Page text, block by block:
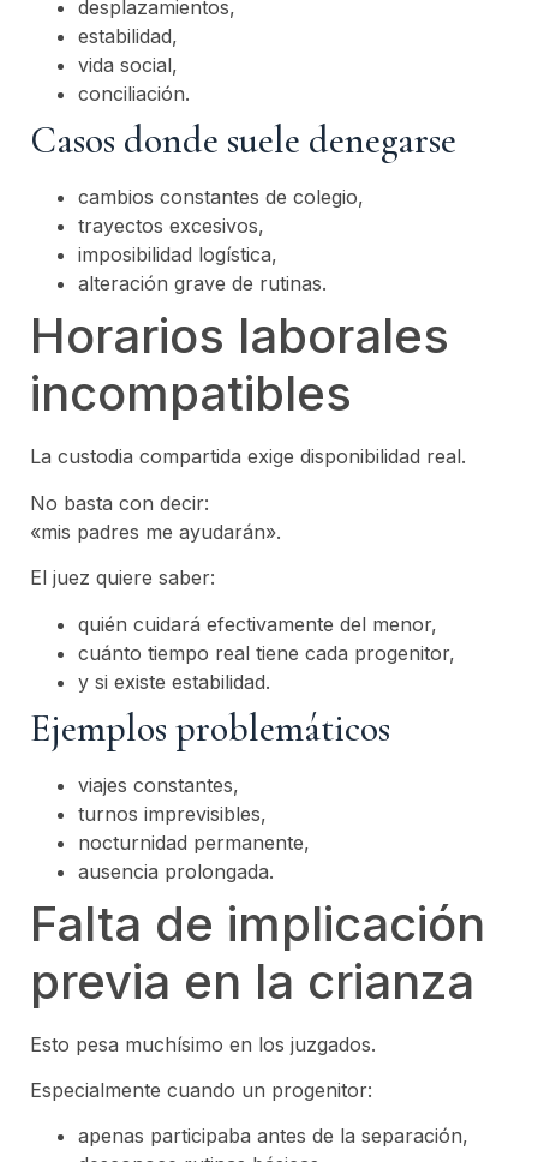
desplazamientos,
estabilidad,
vida social,
conciliación.
Casos donde suele denegarse
cambios constantes de colegio,
trayectos excesivos,
imposibilidad logística,
alteración grave de rutinas.
Horarios laborales
incompatibles
La custodia compartida exige disponibilidad real.
No basta con decir:
«mis padres me ayudarán».
El juez quiere saber:
quién cuidará efectivamente del menor,
cuánto tiempo real tiene cada progenitor,
y si existe estabilidad.
Ejemplos problemáticos
viajes constantes,
turnos imprevisibles,
nocturnidad permanente,
ausencia prolongada.
Falta de implicación
previa en la crianza
Esto pesa muchísimo en los juzgados.
Especialmente cuando un progenitor:
apenas participaba antes de la separación,